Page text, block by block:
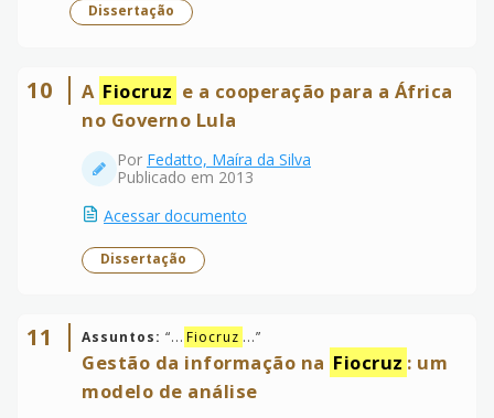
Dissertação
10 A Fiocruz e a cooperação para a África
no Governo Lula
Por Fedatto, Maíra da Silva
Publicado em 2013
Acessar documento
Dissertação
11 Assuntos: “... Fiocruz ...”
Gestão da informação na Fiocruz : um
modelo de análise